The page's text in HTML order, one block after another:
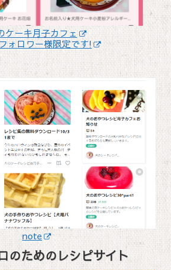
ケーキ月子カフェ
ォロワー様限定です!
note
のためのレシピサイト